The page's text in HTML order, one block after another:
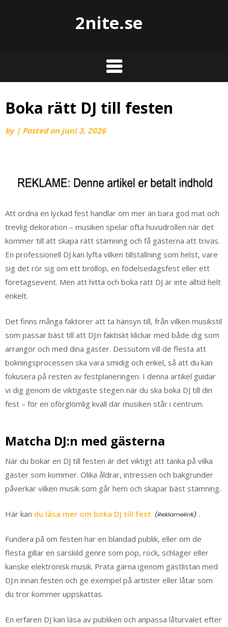
2nite.se
Boka rätt DJ till festen
by | Posted on juni 3, 2026
Att ordna en lyckad fest handlar om mer än bara god mat och
trevlig dekoration – musiken spelar ofta huvudrollen när det
kommer till att skapa rätt stämning och få gästerna att trivas.
En professionell DJ kan lyfta vilken tillställning som helst, vare
sig det rör sig om ett bröllop, en födelsedagsfest eller ett
företagsevent. Men att hitta och boka rätt DJ är inte alltid helt
enkelt.
Det finns många faktorer att ta hänsyn till, från vilken musikstil
som passar bäst till att DJ:n faktiskt klickar med både dig som
arrangör och med dina gäster. Dessutom vill de flesta att
bokningsprocessen ska vara smidig och enkel, så att du kan
fokusera på resten av festplaneringen. I denna artikel guidar
vi dig genom de viktigaste stegen när du ska boka DJ till din
fest – för en oförglömlig kväll där musiken står i centrum.
Matcha DJ:n med gästerna
När du bokar en DJ till festen är det viktigt att tänka på vilka
gäster som kommer. Olika åldrar, intressen och bakgrunder
påverkar vilken musik som går hem och skapar bäst stämning.
Här kan du läsa mer om boka DJ till fest .
Fundera på om festen har en blandad publik, eller om de
flesta gillar en särskild genre som pop, rock, schlager eller
kanske elektronisk musik. Prata gärna igenom gästlistan med
DJ:n innan festen och ge exempel på artister eller låtar som
du tror kommer uppskattas.
En erfaren DJ kan läsa av publiken och anpassa låturvalet efter